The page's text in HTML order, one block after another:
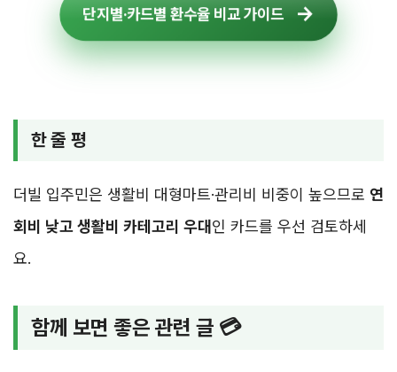
단지별·카드별 환수율 비교 가이드
한 줄 평
더빌 입주민은 생활비 대형마트·관리비 비중이 높으므로 연
회비 낮고 생활비 카테고리 우대인 카드를 우선 검토하세
요.
함께 보면 좋은 관련 글 💳